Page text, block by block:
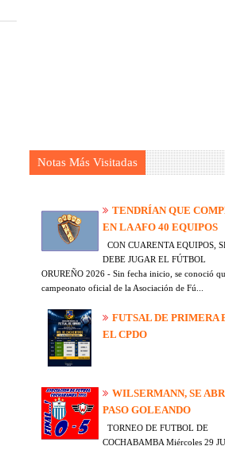
Notas Más Visitadas
TENDRÍAN QUE
EN LA AFO 40 EQUIPOS
CON CUARENTA EQUIPOS,
DEBE JUGAR EL FÚTBOL
ORUREÑO 2026 - Sin fecha inicio, se conoció
campeonato oficial de la Asociación de Fú...
FUTSAL DE PRIMERA
EL CPDO
WILSERMANN, SE
PASO GOLEANDO
TORNEO DE FUTBOL DE
COCHABAMBA Miércoles 29